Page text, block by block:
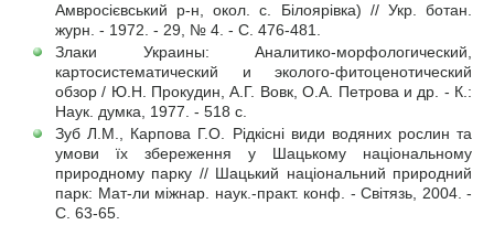
Амвросієвський р-н, окол. с. Білоярівка) // Укр. ботан.
журн. - 1972. - 29, № 4. - С. 476-481.
Злаки Украины: Аналитико-морфологический,
картосистематический и эколого-фитоценотический
обзор / Ю.Н. Прокудин, А.Г. Вовк, О.А. Петрова и др. - К.:
Наук. думка, 1977. - 518 с.
Зуб Л.М., Карпова Г.О. Рідкісні види водяних рослин та
умови їх збереження у Шацькому національному
природному парку // Шацький національний природний
парк: Мат-ли міжнар. наук.-практ. конф. - Світязь, 2004. -
С. 63-65.